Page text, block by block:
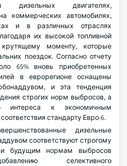
дизельных двигателях,
коммерческих автомобилях,
и в различных отраслях
их высокой топливной
моменту, которые
поездок. Согласно отчету
65% вновь приобретенных
в еврорегионе оснащены
и эта тенденция
строгих норм выбросов, а
интереса к экономичным
стандарту Евро-6.
дизельные
соответствуют строгому
и будущим нормам выбросов
селективного